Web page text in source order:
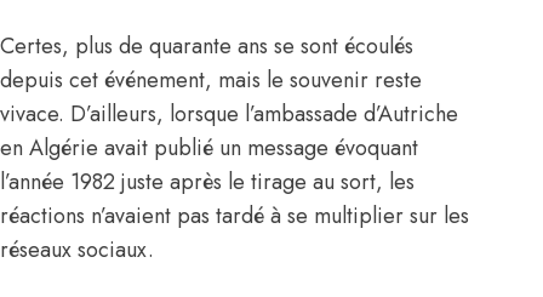
Certes, plus de quarante ans se sont écoulés
depuis cet événement, mais le souvenir reste
vivace. D’ailleurs, lorsque l’ambassade d’Autriche
en Algérie avait publié un message évoquant
l’année 1982 juste après le tirage au sort, les
réactions n’avaient pas tardé à se multiplier sur les
réseaux sociaux.